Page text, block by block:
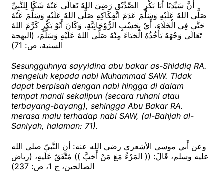
أَنَّ سَيِّدَنَا أَبَا بَكْرٍ الصِّدِّيْقِ رَضِيَ اللهُ تَعَالَى عَنْهُ شَكَا لِلنَّبِيِّ
صَلَّى اللهُ عَلَيْهِ وَسَلَّمَ عَدَمَ انْفِكَاكِهِ صَلَّى اللهُ عَلَيْهِ وَسَلَّمَ عَنْهُ
حَتَّى فِى الْخَلَاءِ، أَيْ بِحَسْبِ الرُّوْحَانِيَّةِ، وَكَانَ أَبُوْ بَكْرٍ كَرَّمَ اللهُ
تَعَالَى وَجْهَهُ يَأْخُذُهُ الْحَيَاءَ مِنْهُ صَلَّى اللهُ عَلَيْهِ وَسَلَّمَ، (البهجة
السنية، ص: 71)
Sesungguhnya sayyidina abu bakar as-Shiddiq RA.
mengeluh kepada nabi Muhammad SAW. Tidak
dapat berpisah dengan nabi hingga di dalam
tempat mandi sekalipun (secara ruhani atau
terbayang-bayang), sehingga Abu Bakar RA.
merasa malu terhadap nabi SAW, (al-Bahjah al-
Saniyah, halaman: 71).
وعن أَبي موسى الأشعري رضي الله عنه: أن النَّبيّ صلى الله
عليه وسلم، قَالَ: (( المَرْءُ مَعَ مَنْ أَحَبَّ )) مُتَّفَقٌ عَلَيهِ، (رياض
الصالحين، ج 1، ص: 237)